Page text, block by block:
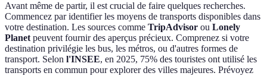
Avant même de partir, il est crucial de faire quelques recherches.
Commencez par identifier les moyens de transports disponibles dans
votre destination. Les sources comme TripAdvisor ou Lonely
Planet peuvent fournir des aperçus précieux. Comprenez si votre
destination privilégie les bus, les métros, ou d'autres formes de
transport. Selon l'INSEE, en 2025, 75% des touristes ont utilisé les
transports en commun pour explorer des villes majeures. Prévoyez